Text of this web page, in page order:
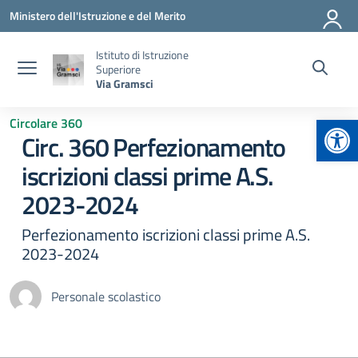
Vai ai contenuti
Vai al menu di navigazione
Vai al footer
Ministero dell'Istruzione e del Merito
Istituto di Istruzione
Superiore
Via Gramsci
Circolare 360
Circ. 360 Perfezionamento
iscrizioni classi prime A.S.
2023-2024
Perfezionamento iscrizioni classi prime A.S.
2023-2024
Personale scolastico